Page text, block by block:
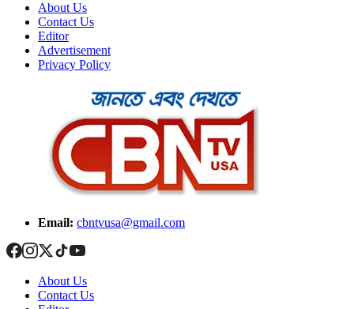
About Us
Contact Us
Editor
Advertisement
Privacy Policy
Email: cbntvusa@gmail.com
About Us
Contact Us